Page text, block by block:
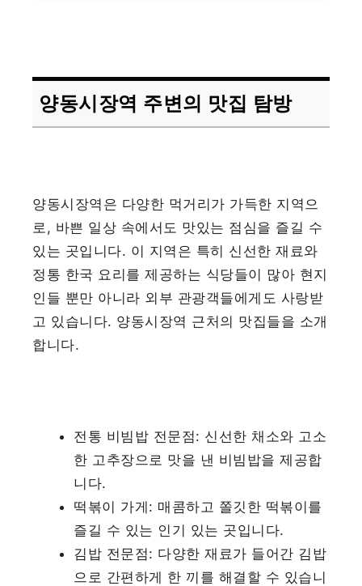
양동시장역 주변의 맛집 탐방
양동시장역은 다양한 먹거리가 가득한 지역으
로, 바쁜 일상 속에서도 맛있는 점심을 즐길 수
있는 곳입니다. 이 지역은 특히 신선한 재료와
정통 한국 요리를 제공하는 식당들이 많아 현지
인들 뿐만 아니라 외부 관광객들에게도 사랑받
고 있습니다. 양동시장역 근처의 맛집들을 소개
합니다.
전통 비빔밥 전문점: 신선한 채소와 고소
한 고추장으로 맛을 낸 비빔밥을 제공합
니다.
떡볶이 가게: 매콤하고 쫄깃한 떡볶이를
즐길 수 있는 인기 있는 곳입니다.
김밥 전문점: 다양한 재료가 들어간 김밥
으로 간편하게 한 끼를 해결할 수 있습니